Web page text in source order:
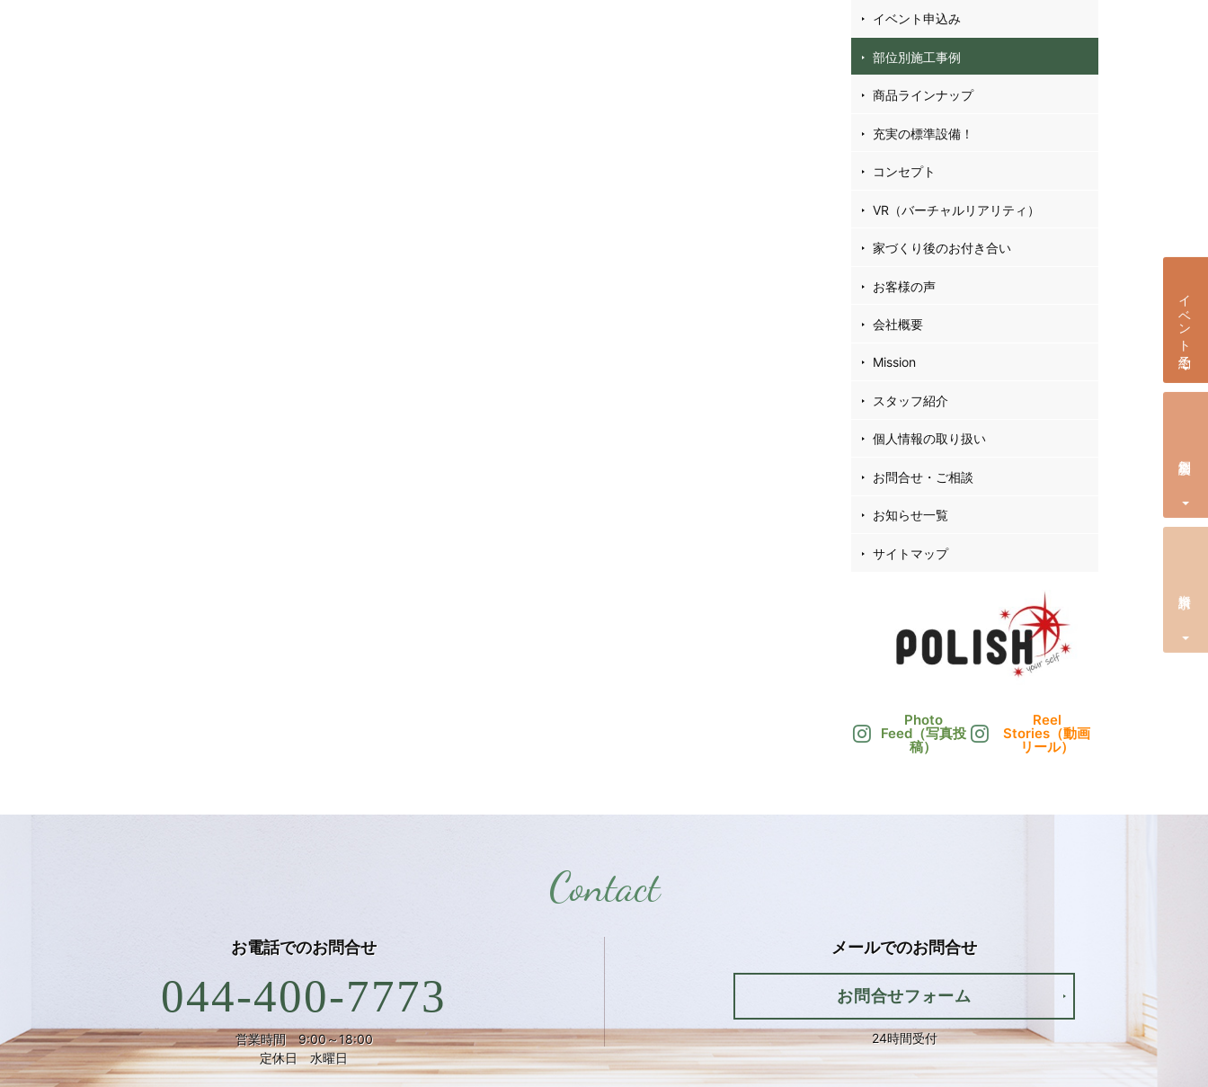
イベント申込み
部位別施工事例
商品ラインナップ
充実の標準設備！
コンセプト
VR（バーチャルリアリティ）
家づくり後のお付き合い
お客様の声
会社概要
Mission
スタッフ紹介
個人情報の取り扱い
お問合せ・ご相談
お知らせ一覧
サイトマップ
Photo
Feed（写真投
稿）
Reel
Stories（動画
リール）
Contact
お電話でのお問合せ
044-400-7773
営業時間 9:00～18:00
定休日 水曜日
メールでのお問合せ
お問合せフォーム
24時間受付
イベント予約